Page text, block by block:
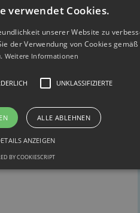
Offizielles
verwendet Cookies.
unserer Website zu
der Verwendung von Cookies
Weitere Informationen
UNKLASSIFIZIERTE
ALLE ABLEHNEN
ANZEIGEN
BY COOKIESCRIPT